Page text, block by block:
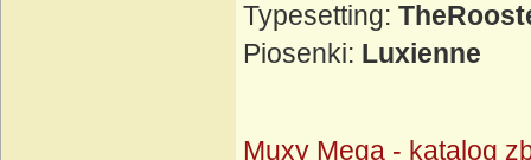
Typesetting:
Piosenki: Luxienne
Muxy Mega - katalog